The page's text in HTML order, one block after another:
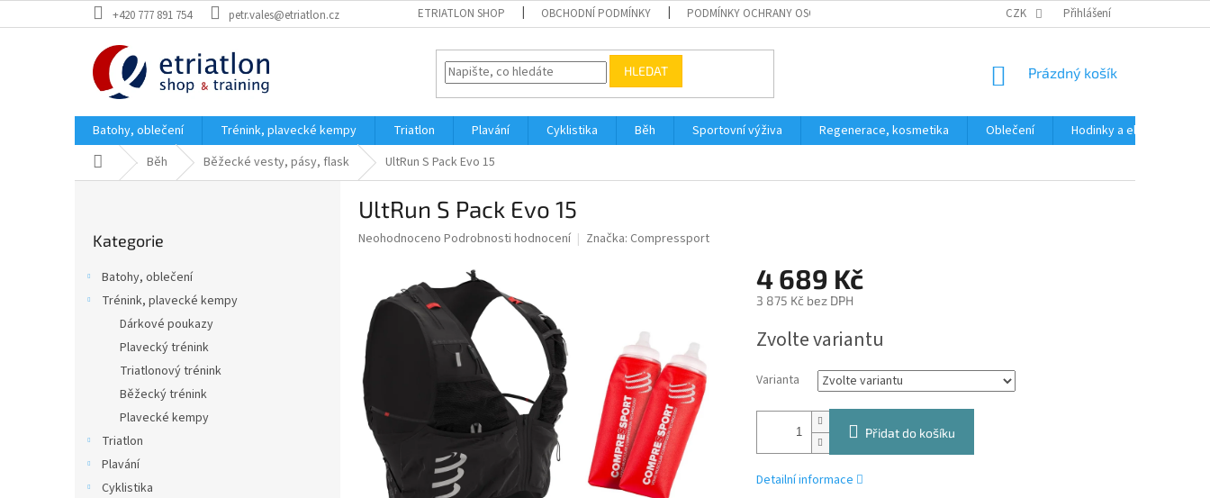
na
+420 777 891 754 petr.vales@etriatlon.cz ETRIATLON SHOP OBCHODNÍ PODMÍNKY PODMÍNKY OCHRANY OSOBNÍCH ÚDAJŮ CZK Přihlášení
HLEDAT
NÁKUPNÍ
Prázdný košík
Batohy, oblečení Trénink, plavecké kempy Triatlon Plavání Cyklistika Běh Sportovní výživa Regenerace, kosmetika Oblečení
Hodinky a elektronika
Domů Běh Běžecké vesty, pásy, flask UltRun S Pack Evo 15
kategorie
Kategorie
Batohy, oblečení
Trénink, plavecké kempy
Dárkové poukazy
Plavecký trénink
Triatlonový trénink
Běžecký trénink
Plavecké kempy
Triatlon
Plavání
Cyklistika
UltRun S Pack Evo 15
Průměrné
hvězdiček.
Neohodnoceno Podrobnosti hodnocení Značka: Compressport
4 689 Kč
3 875 Kč bez DPH
cena:
Zvolte variantu
Varianta
Přidat do košíku
Detailní informace